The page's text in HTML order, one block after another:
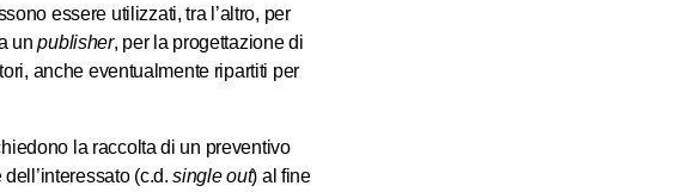
essere utilizzati, tra l’altro, per
unpublisher, per la progettazione di
anche eventualmente ripartiti per
la raccolta di un preventivo
(c.d.single out) al fine